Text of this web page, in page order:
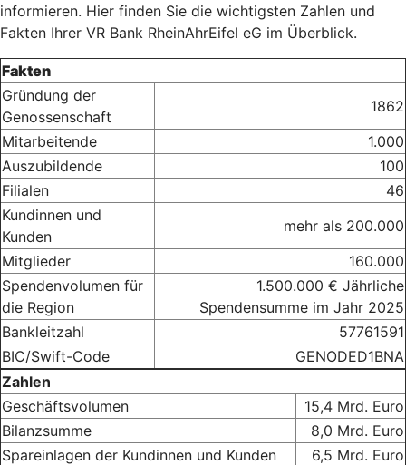
informieren. Hier finden Sie die wichtigsten Zahlen und
Fakten Ihrer VR Bank RheinAhrEifel eG im Überblick.
Fakten
Gründung der
Genossenschaft
1862
Mitarbeitende
1.000
Auszubildende
100
Filialen
46
Kundinnen und
Kunden
mehr als 200.000
Mitglieder
160.000
Spendenvolumen für
die Region
1.500.000 € Jährliche
Spendensumme im Jahr 2025
Bankleitzahl
57761591
BIC/Swift-Code
GENODED1BNA
Zahlen
Geschäftsvolumen
15,4 Mrd. Euro
Bilanzsumme
8,0 Mrd. Euro
Spareinlagen der Kundinnen und Kunden
6,5 Mrd. Euro